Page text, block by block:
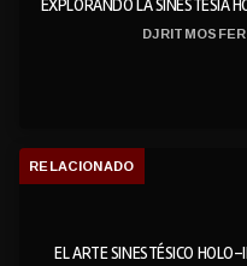
EXPLORANDO LA SINESTESIA
RELACIONADO
EL ARTE SINESTÉSICO